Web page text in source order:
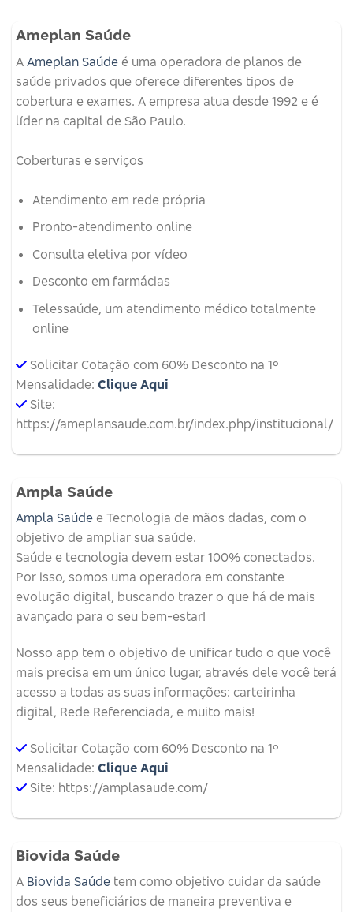
Ameplan Saúde
A Ameplan Saúde é uma operadora de planos de
saúde privados que oferece diferentes tipos de
cobertura e exames. A empresa atua desde 1992 e é
líder na capital de São Paulo.
Coberturas e serviços
Atendimento em rede própria
Pronto-atendimento online
Consulta eletiva por vídeo
Desconto em farmácias
Telessaúde, um atendimento médico totalmente
online
Solicitar Cotação com 60% Desconto na 1º
Mensalidade: Clique Aqui
Site:
https://ameplansaude.com.br/index.php/institucional/
Ampla Saúde
Ampla Saúde e Tecnologia de mãos dadas, com o
objetivo de ampliar sua saúde.
Saúde e tecnologia devem estar 100% conectados.
Por isso, somos uma operadora em constante
evolução digital, buscando trazer o que há de mais
avançado para o seu bem-estar!
Nosso app tem o objetivo de unificar tudo o que você
mais precisa em um único lugar, através dele você terá
acesso a todas as suas informações: carteirinha
digital, Rede Referenciada, e muito mais!
Solicitar Cotação com 60% Desconto na 1º
Mensalidade: Clique Aqui
Site: https://amplasaude.com/
Biovida Saúde
A Biovida Saúde tem como objetivo cuidar da saúde
dos seus beneficiários de maneira preventiva e